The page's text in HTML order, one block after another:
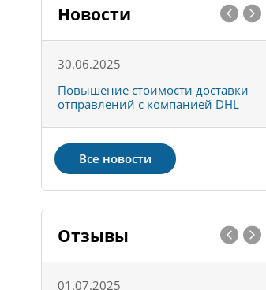
Новости
30.06.2025
Повышение стоимости доставки
отправлений с компанией DHL
Все новости
Отзывы
01.07.2025